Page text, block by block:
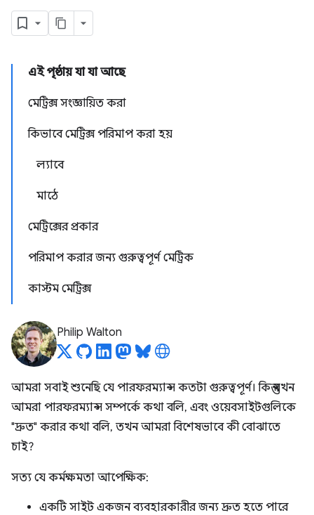
এই পৃষ্ঠায় যা যা আছে
মেট্রিক্স সংজ্ঞায়িত করা
কিভাবে মেট্রিক্স পরিমাপ করা হয়
ল্যাবে
মাঠে
মেট্রিক্সের প্রকার
পরিমাপ করার জন্য গুরুত্বপূর্ণ মেট্রিক
কাস্টম মেট্রিক্স
Philip Walton
আমরা সবাই শুনেছি যে পারফরম্যান্স কতটা গুরুত্বপূর্ণ। কিন্তু যখন
আমরা পারফরম্যান্স সম্পর্কে কথা বলি, এবং ওয়েবসাইটগুলিকে
"দ্রুত" করার কথা বলি, তখন আমরা বিশেষভাবে কী বোঝাতে
চাই?
সত্য যে কর্মক্ষমতা আপেক্ষিক:
একটি সাইট একজন ব্যবহারকারীর জন্য দ্রুত হতে পারে